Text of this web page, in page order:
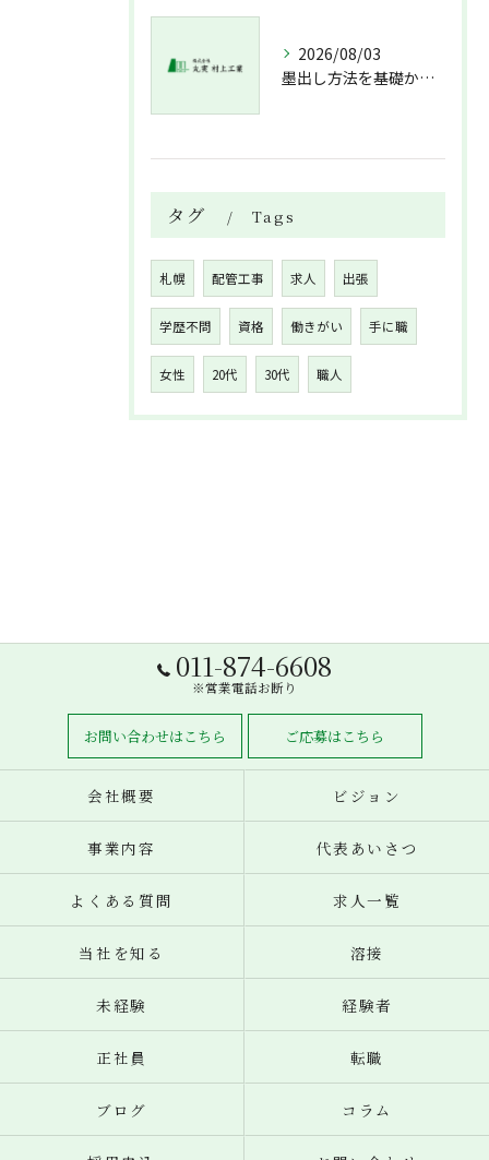
2026/08/03
墨出し方法を基礎から実践まで一人作業でも正確にこなすコツと墨出し作業の注意点
タグ Tags
札幌 配管工事 求人 出張
学歴不問 資格 働きがい 手に職
女性 20代 30代 職人
011-874-6608
※営業電話お断り
お問い合わせはこちら ご応募はこちら
会社概要 ビジョン
事業内容 代表あいさつ
よくある質問 求人一覧
当社を知る 溶接
未経験 経験者
正社員 転職
ブログ コラム